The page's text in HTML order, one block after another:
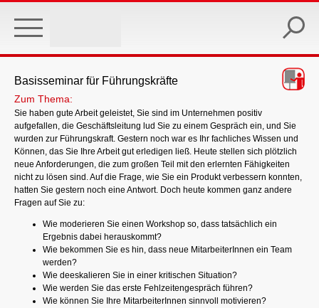
main
Basisseminar für Führungskräfte
Zum Thema:
Sie haben gute Arbeit geleistet, Sie sind im Unternehmen positiv
aufgefallen, die Geschäftsleitung lud Sie zu einem Gespräch ein, und Sie
wurden zur Führungskraft. Gestern noch war es Ihr fachliches Wissen und
Können, das Sie Ihre Arbeit gut erledigen ließ. Heute stellen sich plötzlich
neue Anforderungen, die zum großen Teil mit den erlernten Fähigkeiten
nicht zu lösen sind. Auf die Frage, wie Sie ein Produkt verbessern konnten,
hatten Sie gestern noch eine Antwort. Doch heute kommen ganz andere
Fragen auf Sie zu:
Wie moderieren Sie einen Workshop so, dass tatsächlich ein
Ergebnis dabei herauskommt?
Wie bekommen Sie es hin, dass neue MitarbeiterInnen ein Team
werden?
Wie deeskalieren Sie in einer kritischen Situation?
Wie werden Sie das erste Fehlzeitengespräch führen?
Wie können Sie Ihre MitarbeiterInnen sinnvoll motivieren?